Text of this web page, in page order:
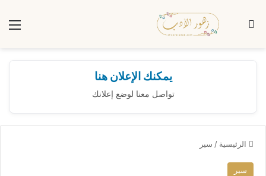
بحث عن
يمكنك الإعلان هنا
تواصل معنا لوضع إعلانك
الرئيسية / سير
سير